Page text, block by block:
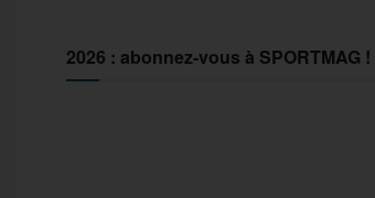
2026 : abonnez-vous à SPORTMAG !